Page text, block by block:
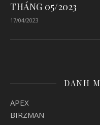
THÁNG 05/2023
17/04/2023
DANH
APEX
BIRZMAN